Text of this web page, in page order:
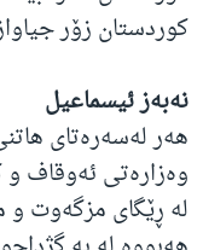
کوردستان زۆر
نەبەز ئیسماعیل
هەر لەسەرەتای
وەزارەتی ئەوقاف و
لە ڕێگای مزگەوت و